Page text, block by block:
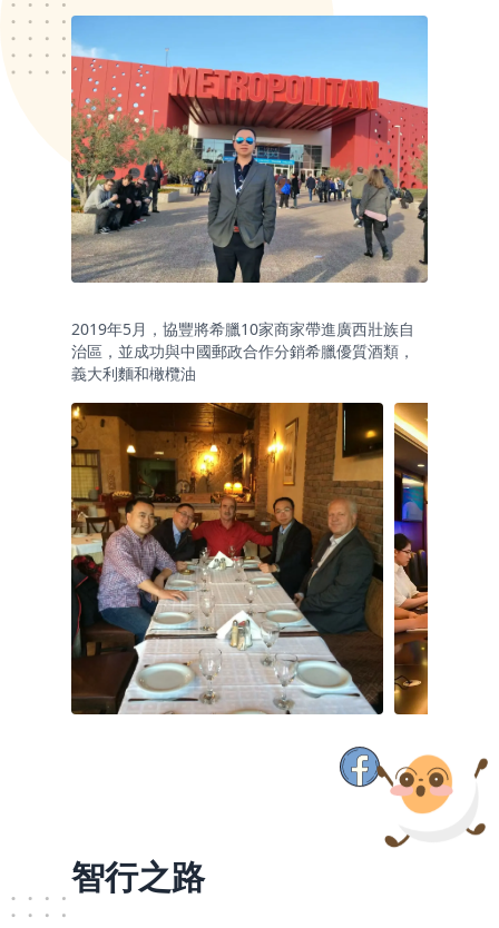
2019年5月，協豐將希臘10家商家帶進廣西壯族自
治區，並成功與中國郵政合作分銷希臘優質酒類，
義大利麵和橄欖油
智行之路